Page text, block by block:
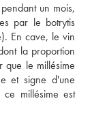
un mois,
par le botrytis
En cave, le vin
la proportion
que le millésime
et signe d'une
millésime est